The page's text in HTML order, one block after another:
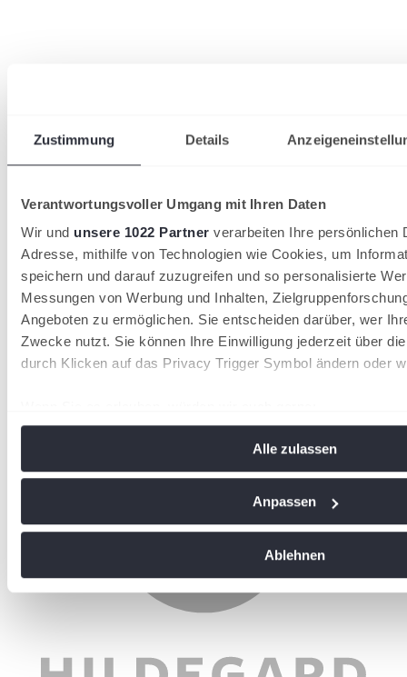
Zustimmung Details
Verantwortungsvoller Umgang mit Ihren Daten
Wir und unsere 1022 Partner verarbeiten Ihre persönlichen
Adresse, mithilfe von Technologien wie Cookies, um
speichern und darauf zuzugreifen und so personalisierte
Messungen von Werbung und Inhalten,
Angeboten zu ermöglichen. Sie entscheiden darüber, wer
Zwecke nutzt. Sie können Ihre Einwilligung jederzeit über
durch Klicken auf das Privacy Trigger Symbol ändern oder
Ihr Gerät durch aktives Scannen nach bestimmten
Erfahren Sie mehr darüber, wie Ihre persönlichen Daten
soziale Medien anbieten zu können und die Zugriffe auf
an unsere Partner für soziale Medien, Werbung und
Alle zulassen
Anpassen
Ablehnen